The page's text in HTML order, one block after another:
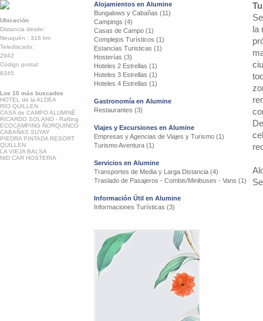
Ubicación
Distancia desde:
Neuquén : 316 km
Telediscado:
2942
Código postal:
8345
Los 10 más buscados
HOTEL de la ALDEA
RIO QUILLEN
CASA de CAMPO ALUMINÉ
RICARDO SOLANO - Rafting
ECOCAMPING ÑORQUINCO
CABAÑAS SUYAY
PIEDRA PINTADA RESORT
QUILLEN
LA VIEJA BALSA
NID CAR HOSTERIA
Alojamientos en Alumine
Bungalows y Cabañas (11)
Campings (4)
Casas de Campo (1)
Complejos Turísticos (1)
Estancias Turisticas (1)
Hosterías (3)
Hoteles 2 Estrellas (1)
Hoteles 3 Estrellas (1)
Hoteles 4 Estrellas (1)
Gastronomía en Alumine
Restaurantes (3)
Viajes y Excursiones en Alumine
Empresas y Agencias de Viajes y Turismo (1)
Turismo Aventura (1)
Servicios en Alumine
Transportes de Media y Larga Distancia (4)
Traslado de Pasajeros - Combis/Minibuses - Vans (1)
Información Útil en Alumine
Informaciones Turísticas (3)
la